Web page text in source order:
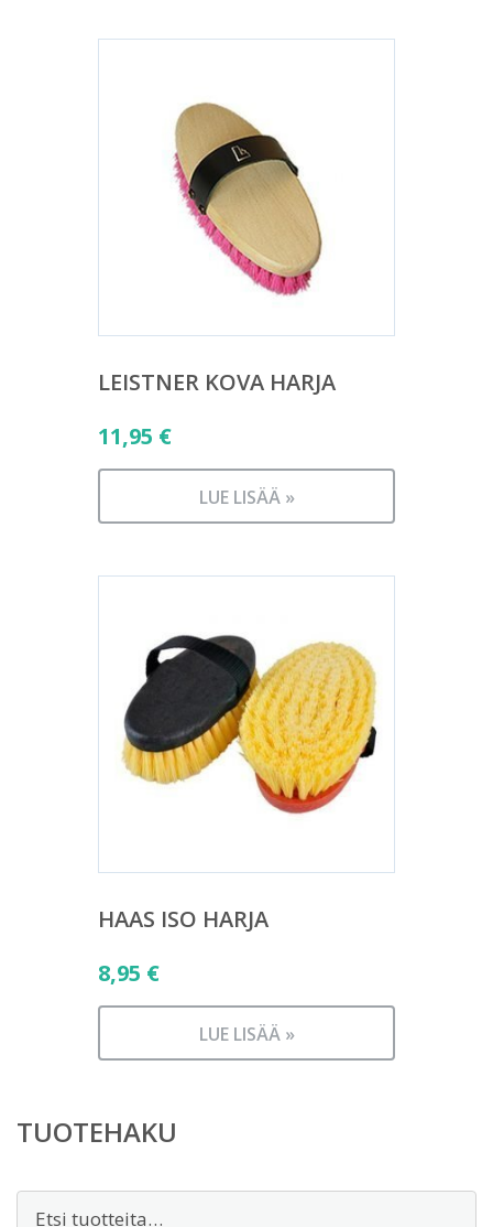
LEISTNER KOVA HARJA
11,95 €
LUE LISÄÄ »
HAAS ISO HARJA
8,95 €
LUE LISÄÄ »
TUOTEHAKU